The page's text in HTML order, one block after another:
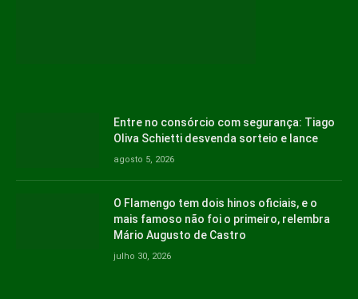
Entre no consórcio com segurança: Tiago
Oliva Schietti desvenda sorteio e lance
agosto 5, 2026
O Flamengo tem dois hinos oficiais, e o
mais famoso não foi o primeiro, relembra
Mário Augusto de Castro
julho 30, 2026